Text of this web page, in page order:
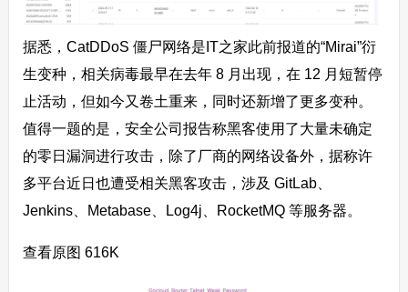
据悉，CatDDoS 僵尸网络是IT之家此前报道的“Mirai”衍
生变种，相关病毒最早在去年 8 月出现，在 12 月短暂停
止活动，但如今又卷土重来，同时还新增了更多变种。
值得一题的是，安全公司报告称黑客使用了大量未确定
的零日漏洞进行攻击，除了厂商的网络设备外，据称许
多平台近日也遭受相关黑客攻击，涉及 GitLab、
Jenkins、Metabase、Log4j、RocketMQ 等服务器。
查看原图 616K